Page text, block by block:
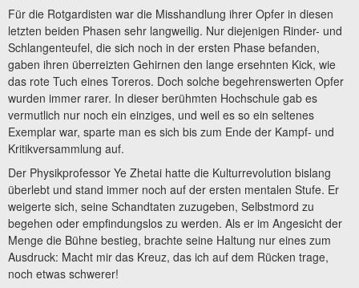
Für die Rotgardisten war die Misshandlung ihrer Opfer in diesen
letzten beiden Phasen sehr langweilig. Nur diejenigen Rinder- und
Schlangenteufel, die sich noch in der ersten Phase befanden,
gaben ihren überreizten Gehirnen den lange ersehnten Kick, wie
das rote Tuch eines Toreros. Doch solche begehrenswerten Opfer
wurden immer rarer. In dieser berühmten Hochschule gab es
vermutlich nur noch ein einziges, und weil es so ein seltenes
Exemplar war, sparte man es sich bis zum Ende der Kampf- und
Kritikversammlung auf.
Der Physikprofessor Ye Zhetai hatte die Kulturrevolution bislang
überlebt und stand immer noch auf der ersten mentalen Stufe. Er
weigerte sich, seine Schandtaten zuzugeben, Selbstmord zu
begehen oder empfindungslos zu werden. Als er im Angesicht der
Menge die Bühne bestieg, brachte seine Haltung nur eines zum
Ausdruck: Macht mir das Kreuz, das ich auf dem Rücken trage,
noch etwas schwerer!